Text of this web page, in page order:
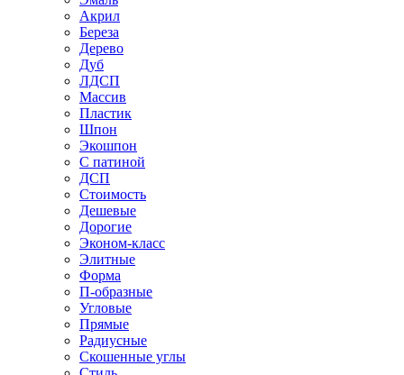
Акрил
Береза
Дерево
Дуб
ЛДСП
Массив
Пластик
Шпон
Экошпон
С патиной
ДСП
Стоимость
Дешевые
Дорогие
Эконом-класс
Элитные
Форма
П-образные
Угловые
Прямые
Радиусные
Скошенные углы